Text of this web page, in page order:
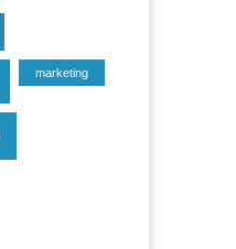
marketing